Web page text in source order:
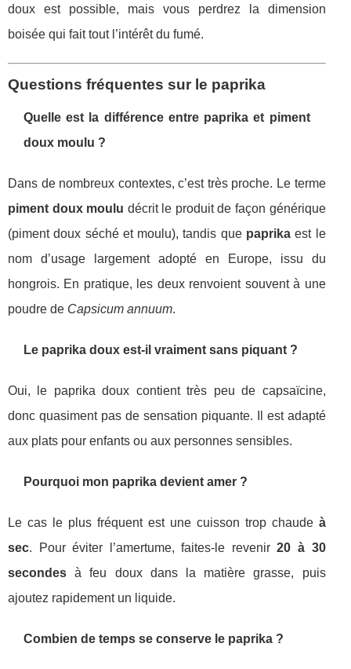
doux est possible, mais vous perdrez la dimension
boisée qui fait tout l’intérêt du fumé.
Questions fréquentes sur le paprika
Quelle est la différence entre paprika et piment
doux moulu ?
Dans de nombreux contextes, c’est très proche. Le terme
piment doux moulu décrit le produit de façon générique
(piment doux séché et moulu), tandis que paprika est le
nom d’usage largement adopté en Europe, issu du
hongrois. En pratique, les deux renvoient souvent à une
poudre de Capsicum annuum.
Le paprika doux est-il vraiment sans piquant ?
Oui, le paprika doux contient très peu de capsaïcine,
donc quasiment pas de sensation piquante. Il est adapté
aux plats pour enfants ou aux personnes sensibles.
Pourquoi mon paprika devient amer ?
Le cas le plus fréquent est une cuisson trop chaude à
sec. Pour éviter l’amertume, faites-le revenir20 à 30
secondes à feu doux dans la matière grasse, puis
ajoutez rapidement un liquide.
Combien de temps se conserve le paprika ?